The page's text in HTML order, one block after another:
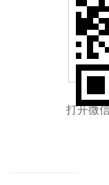
打开微